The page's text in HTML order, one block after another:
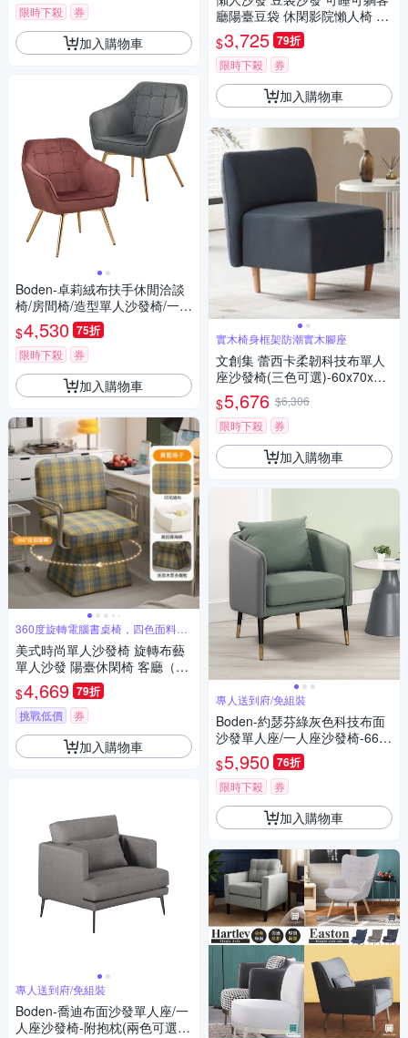
限時下殺 券
加入購物車
Boden-卓莉絨布扶手休閒洽談
椅/房間椅/造型單人沙發椅/一人
座沙發(兩色可選)
$4,530 75折
限時下殺 券
加入購物車
360度旋轉電腦書桌椅，四色面料可
美式時尚單人沙發椅 旋轉布藝
單人沙發 陽臺休閑椅 客廳（旋
轉款）單人椅
$4,669 79折
挑戰低價 券
加入購物車
專人送到府/免組裝
Boden-喬迪布面沙發單人座/一
人座沙發椅-附抱枕(兩色可選)-
廳陽臺豆袋 休閑影院懶人椅 單
人躺臥坐榻 休閒沙發
$3,725 79折
限時下殺 券
加入購物車
實木椅身框架防潮實木腳座
文創集 蕾西卡柔韌科技布單人
座沙發椅(三色可選)-60x70x68
cm免組
$5,676 $6,306
限時下殺
券
加入購物車
專人送到府/免組裝
Boden-約瑟芬綠灰色科技布面
沙發單人座/一人座沙發椅-66x7
0x75cm
$5,950 76折
限時下殺 券
加入購物車